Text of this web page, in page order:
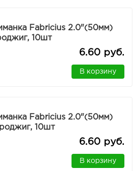
Fabricius 2.0"(50мм)
10шт
6.60 руб.
В корзину
Fabricius 2.0"(50мм)
10шт
6.60 руб.
В корзину